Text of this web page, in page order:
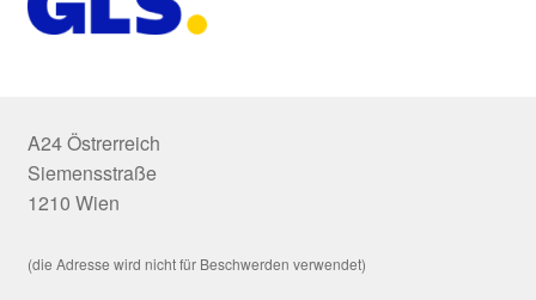
A24 Östrerreich
Siemensstraße
1210 Wien
(die Adresse wird nicht für Beschwerden verwendet)